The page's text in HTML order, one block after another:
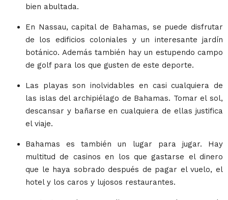
bien abultada.
En Nassau, capital de Bahamas, se puede disfrutar
de los edificios coloniales y un interesante jardín
botánico. Además también hay un estupendo campo
de golf para los que gusten de este deporte.
Las playas son inolvidables en casi cualquiera de
las islas del archipiélago de Bahamas. Tomar el sol,
descansar y bañarse en cualquiera de ellas justifica
el viaje.
Bahamas es también un lugar para jugar. Hay
multitud de casinos en los que gastarse el dinero
que le haya sobrado después de pagar el vuelo, el
hotel y los caros y lujosos restaurantes.